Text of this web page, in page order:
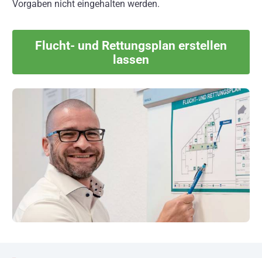
Vorgaben nicht eingehalten werden.
Flucht- und Rettungsplan erstellen
lassen